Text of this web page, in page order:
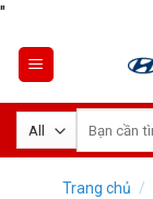
"Skip
content
kiếm:
Trang chủ /